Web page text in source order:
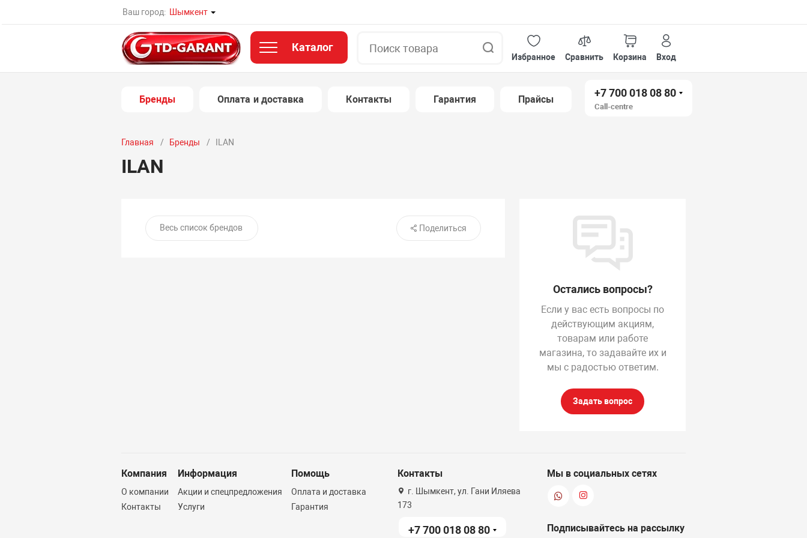
Ваш город: Шымкент
Каталог
Избранное
Сравнить Корзина Вход
Бренды Оплата и доставка Контакты Гарантия Прайсы
+7 700 018 08 80
Call-centre
Главная Бренды ILAN
ILAN
Весь список брендов Поделиться
Остались вопросы?
Если у вас есть вопросы по
действующим акциям,
товарам или работе
магазина, то задавайте их и
мы с радостью ответим.
Задать вопрос
Компания
О компании
Контакты
Информация
Акции и спецпредложения
Услуги
Помощь
Оплата и доставка
Гарантия
Контакты
г. Шымкент, ул. Гани Иляева
173
+7 700 018 08 80
Мы в социальных сетях
Подписывайтесь на рассылку